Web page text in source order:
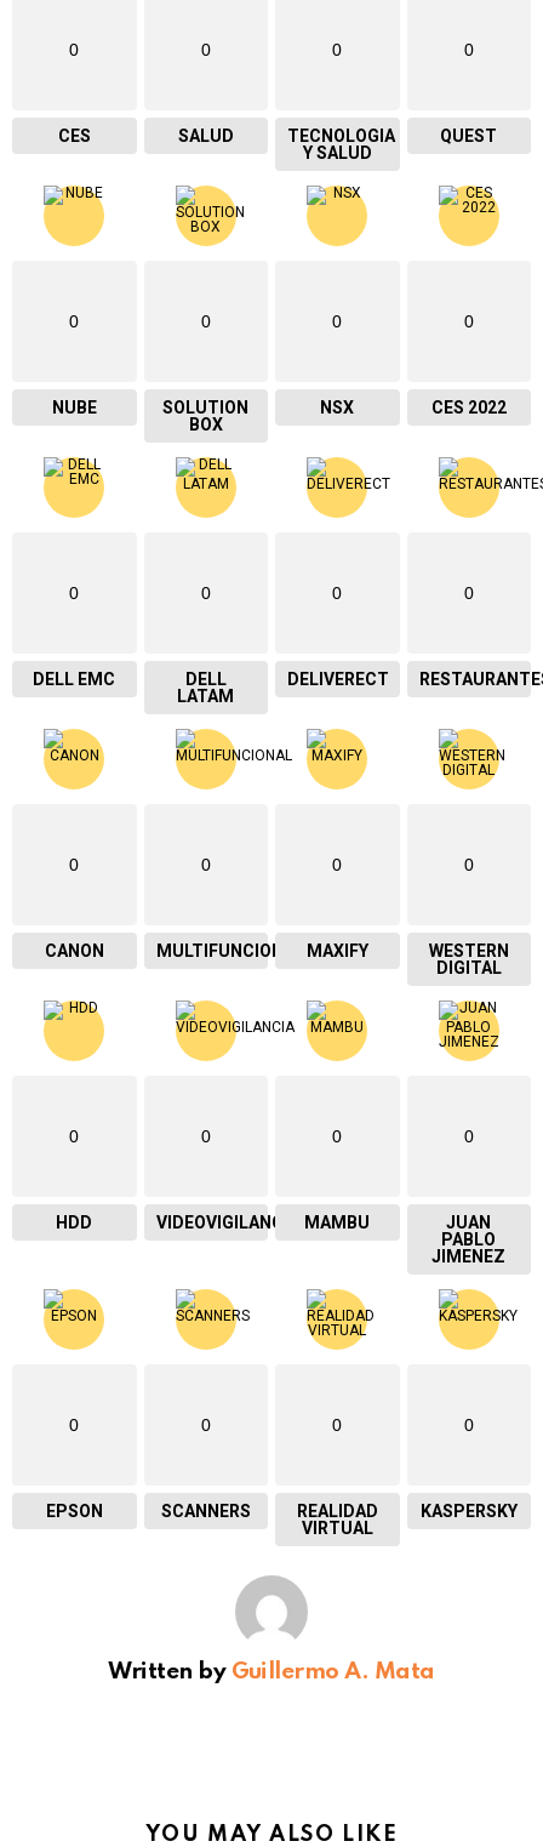
0
CES
0
SALUD
0
TECNOLOGIA
Y SALUD
0
QUEST
0
NUBE
0
SOLUTION
BOX
0
NSX
0
CES 2022
0
DELL EMC
0
DELL
LATAM
0
DELIVERECT
0
0
CANON
0
MULTIFUNCIONAL
0
MAXIFY
0
WESTERN
DIGITAL
0
HDD
0
VIDEOVIGILANCIA
0
MAMBU
0
JUAN
PABLO
JIMENEZ
0
EPSON
0
SCANNERS
0
REALIDAD
VIRTUAL
0
KASPERSKY
Written by Guillermo A. Mata
YOU MAY ALSO LIKE